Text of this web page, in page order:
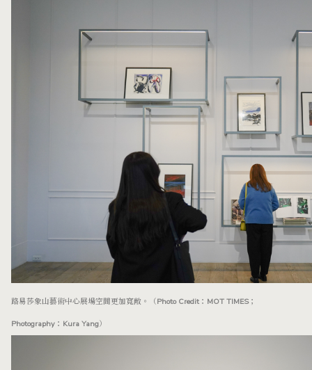
路易莎象山藝術中心展場空間更加寬敞。（Photo Credit：MOT TIMES；
Photography：Kura Yang）